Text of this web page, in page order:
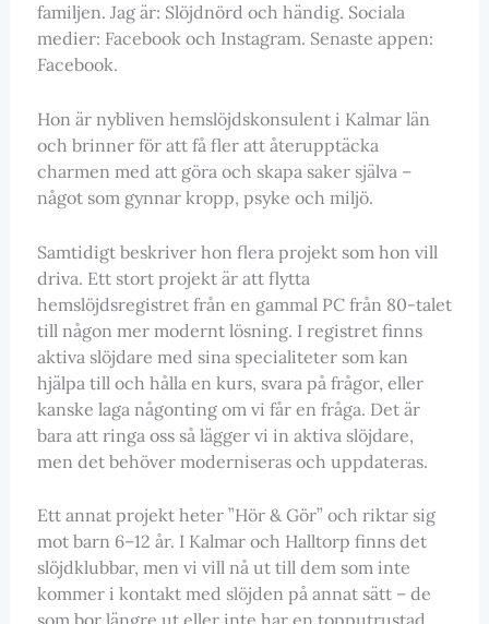
familjen. Jag är: Slöjdnörd och händig. Sociala
medier: Facebook och Instagram. Senaste appen:
Facebook.
Hon är nybliven hemslöjdskonsulent i Kalmar län
och brinner för att få fler att återupptäcka
charmen med att göra och skapa saker själva –
något som gynnar kropp, psyke och miljö.
Samtidigt beskriver hon flera projekt som hon vill
driva. Ett stort projekt är att flytta
hemslöjdsregistret från en gammal PC från 80-talet
till någon mer modernt lösning. I registret finns
aktiva slöjdare med sina specialiteter som kan
hjälpa till och hålla en kurs, svara på frågor, eller
kanske laga någonting om vi får en fråga. Det är
bara att ringa oss så lägger vi in aktiva slöjdare,
men det behöver moderniseras och uppdateras.
Ett annat projekt heter ”Hör & Gör” och riktar sig
mot barn 6–12 år. I Kalmar och Halltorp finns det
slöjdklubbar, men vi vill nå ut till dem som inte
kommer i kontakt med slöjden på annat sätt – de